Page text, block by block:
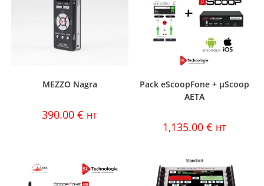
MEZZO Nagra
390.00€ HT
Pack eScoopFone + µScoop
AETA
1,135.00 € HT